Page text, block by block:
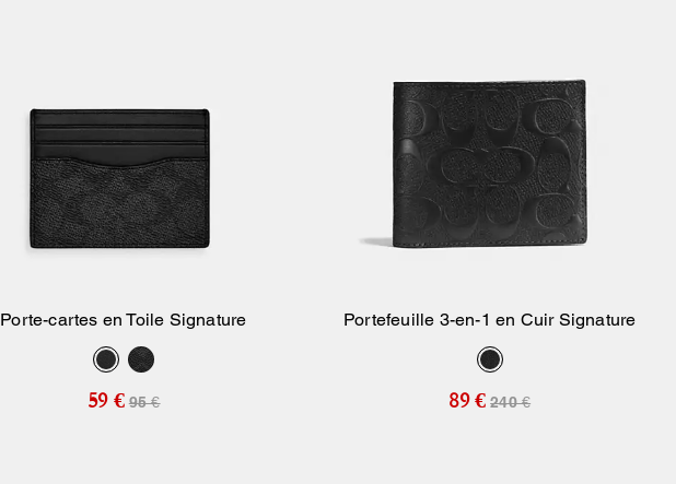
Ajouter Au Panier
Porte-cartes en Toile Signature
59 € 95 €
Portefeuille 3-en-1 en Cuir Signature
89 € 240 €